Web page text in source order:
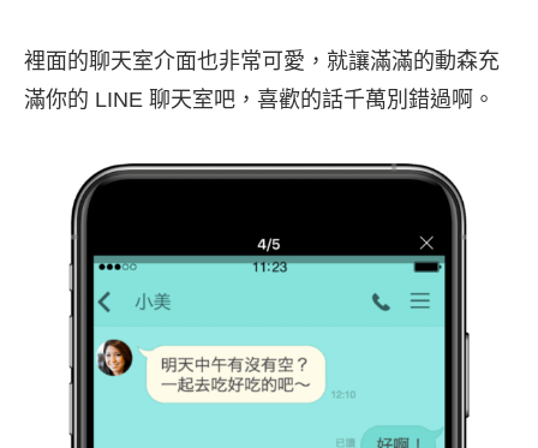
裡面的聊天室介面也非常可愛，就讓滿滿的動森充
滿你的 LINE 聊天室吧，喜歡的話千萬別錯過啊。